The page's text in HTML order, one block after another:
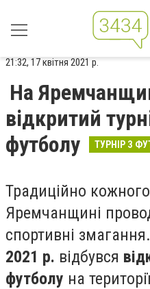
21:32, 17 квітня 2021 р.
На
відкритий
футболу
ТУРНІР З
Традиційно
Яремчанщині
спортивні
2021 р. відбувся
футболу на